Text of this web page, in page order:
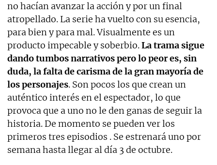
no hacían avanzar la acción y por un final
atropellado. La serie ha vuelto con su esencia,
para bien y para mal. Visualmente es un
producto impecable y soberbio.La trama sigue
dando tumbos narrativos pero lo peor es, sin
duda, la falta de carisma de la gran mayoría de
los personajes. Son pocos los que crean un
auténtico interés en el espectador, lo que
provoca que a uno no le den ganas de seguir la
historia. De momento se pueden ver los
primeros tres episodios . Se estrenará uno por
semana hasta llegar al día 3 de octubre.